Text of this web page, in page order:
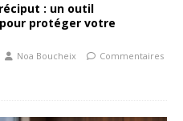
: un outil
protéger votre
Noa Boucheix
Commentaires